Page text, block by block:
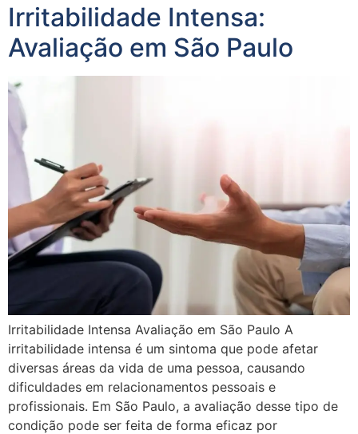
Irritabilidade Intensa:
Avaliação em São Paulo
Irritabilidade Intensa Avaliação em São Paulo A
irritabilidade intensa é um sintoma que pode afetar
diversas áreas da vida de uma pessoa, causando
dificuldades em relacionamentos pessoais e
profissionais. Em São Paulo, a avaliação desse tipo de
condição pode ser feita de forma eficaz por